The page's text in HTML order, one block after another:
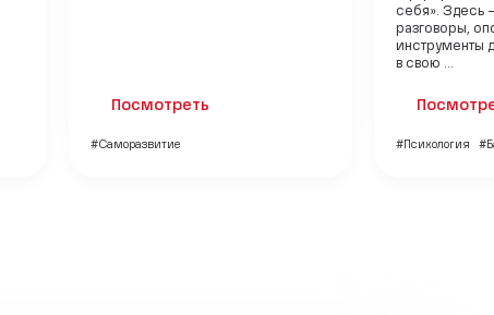
Посмотреть
#Саморазвитие
себя». Здесь
разговоры,
инструменты
в свою ...
#Психология